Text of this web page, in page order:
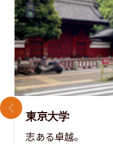
東京大学
志ある卓越。
前のスライド